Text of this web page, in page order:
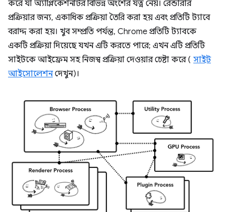
করে যা অ্যাপ্লিকেশনটির বিভিন্ন অংশের যত্ন নেয়। রেন্ডারার
প্রক্রিয়ার জন্য, একাধিক প্রক্রিয়া তৈরি করা হয় এবং প্রতিটি ট্যাবে
বরাদ্দ করা হয়। খুব সম্প্রতি পর্যন্ত, Chrome প্রতিটি ট্যাবকে
একটি প্রক্রিয়া দিয়েছে যখন এটি করতে পারে; এখন এটি প্রতিটি
সাইটকে আইফ্রেম সহ নিজস্ব প্রক্রিয়া দেওয়ার চেষ্টা করে ( সাইট
আইসোলেশনদেখুন)।